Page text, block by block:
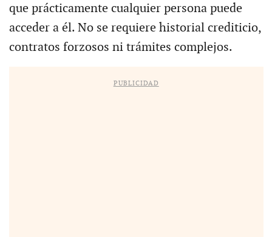
que prácticamente cualquier persona puede
acceder a él. No se requiere historial crediticio,
contratos forzosos ni trámites complejos.
PUBLICIDAD